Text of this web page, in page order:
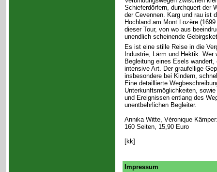
Schieferdörfern, durchquert der
der Cevennen. Karg und rau ist
Hochland am Mont Lozère
dieser Tour, von wo aus
unendlich scheinende
Es ist eine stille Reise in die
Industrie, Lärm und Hektik.
Begleitung eines Esels
intensive Art. Der graufellige
insbesondere bei Kindern,
Eine detaillierte
Unterkunftsmöglichkeiten,
und Ereignissen entlang des
unentbehrlichen Begleiter.
Annika Witte, Véronique
160 Seiten, 15,90 Euro
[kk]
Impressum